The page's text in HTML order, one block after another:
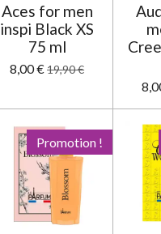
Aces for men
inspi Black XS
75 ml
8,00 €19,90 €
Promotion !